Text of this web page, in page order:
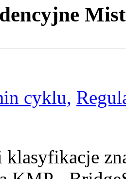
cyklu,